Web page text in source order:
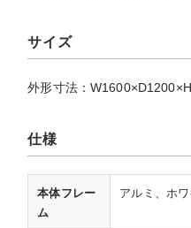
サイズ
外形寸法：
仕様
本体フレー
ム
アルミ、ホワ